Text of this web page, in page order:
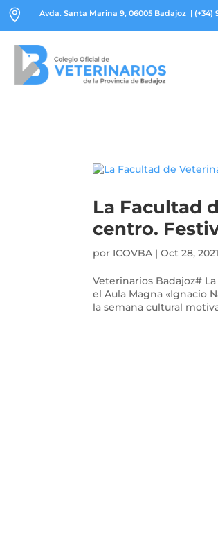
 Avda. Santa Marina 9, 06005 Badajoz | (+34)
La Facultad
centro.
por ICOVBA |Oct 28, 2021
Veterinarios Badajoz#
el Aula Magna «Ignacio
la semana cultural